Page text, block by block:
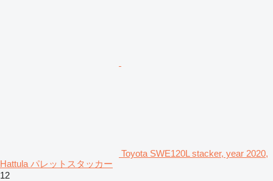
Toyota SWE120L stacker, year 2020,
Hattula パレットスタッカー
12